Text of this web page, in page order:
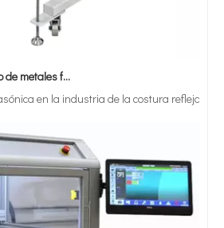
en la industria de la costura refleja